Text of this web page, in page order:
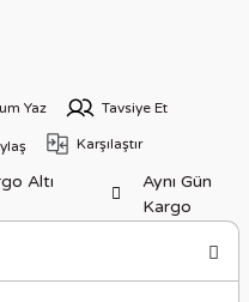
Yaz Tavsiye Et
Karşılaştır
Altı
Aynı Gün
Kargo